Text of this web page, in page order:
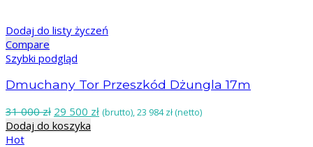
Dodaj do listy życzeń
Compare
Szybki podgląd
Dmuchany Tor Przeszkód Dżungla 17m
31 000zł Pierwotna
cena
29 500 złAktualna
(brutto),23 984zł (netto)
Dodaj do koszyka
Hot